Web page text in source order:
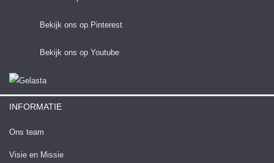
Bekijk ons op Pinterest
Bekijk ons op Youtube
INFORMATIE
Ons team
Visie en Missie